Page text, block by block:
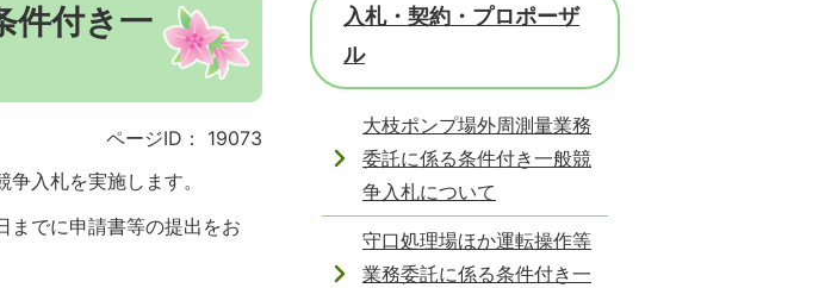
件付き一
ページID：
19073
入札を実施します。
までに申請書等の提出をお
入札・契約・プロポーザ
ル
大枝ポンプ場外周測量業務
委託に係る条件付き一般競
争入札について
守口処理場ほか運転操作等
業務委託に係る条件付き一